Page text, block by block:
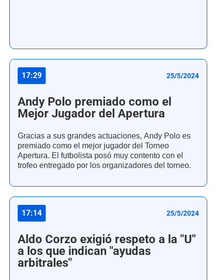
17:29 25/5/2024
Andy Polo premiado como el
Mejor Jugador del Apertura
Gracias a sus grandes actuaciones, Andy Polo es
premiado como el mejor jugador del Torneo
Apertura. El futbolista posó muy contento con el
trofeo entregado por los organizadores del torneo.
17:14 25/5/2024
Aldo Corzo exigió respeto a la "U"
a los que indican "ayudas
arbitrales"